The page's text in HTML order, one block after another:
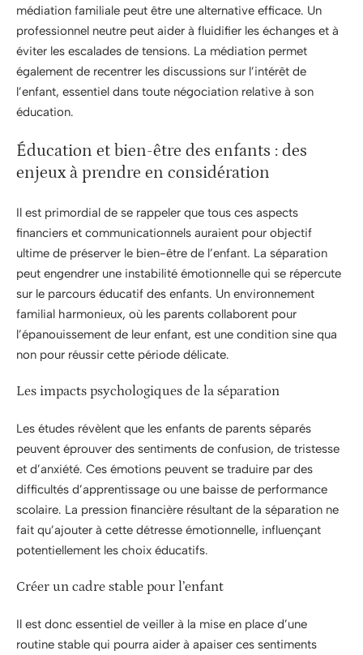
médiation familiale peut être une alternative efficace. Un
professionnel neutre peut aider à fluidifier les échanges et à
éviter les escalades de tensions. La médiation permet
également de recentrer les discussions sur l’intérêt de
l’enfant, essentiel dans toute négociation relative à son
éducation.
Éducation et bien-être des enfants : des
enjeux à prendre en considération
Il est primordial de se rappeler que tous ces aspects
financiers et communicationnels auraient pour objectif
ultime de préserver le bien-être de l’enfant. La séparation
peut engendrer une instabilité émotionnelle qui se répercute
sur le parcours éducatif des enfants. Un environnement
familial harmonieux, où les parents collaborent pour
l’épanouissement de leur enfant, est une condition sine qua
non pour réussir cette période délicate.
Les impacts psychologiques de la séparation
Les études révèlent que les enfants de parents séparés
peuvent éprouver des sentiments de confusion, de tristesse
et d’anxiété. Ces émotions peuvent se traduire par des
difficultés d’apprentissage ou une baisse de performance
scolaire. La pression financière résultant de la séparation ne
fait qu’ajouter à cette détresse émotionnelle, influençant
potentiellement les choix éducatifs.
Créer un cadre stable pour l’enfant
Il est donc essentiel de veiller à la mise en place d’une
routine stable qui pourra aider à apaiser ces sentiments